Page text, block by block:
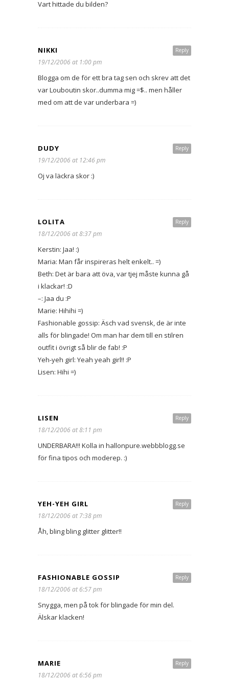
Vart hittade du bilden?
Reply
NIKKI
19/12/2006 at 1:00 pm
Blogga om de för ett bra tag sen och skrev att det
var Louboutin skor..dumma mig =$.. men håller
med om att de var underbara =)
Reply
DUDY
19/12/2006 at 12:46 pm
Oj va läckra skor :)
Reply
LOLITA
18/12/2006 at 8:37 pm
Kerstin: Jaa! :)
Maria: Man får inspireras helt enkelt.. =)
Beth: Det är bara att öva, var tjej måste kunna gå
i klackar! :D
–: Jaa du :P
Marie: Hihihi =)
Fashionable gossip: Äsch vad svensk, de är inte
alls för blingade! Om man har dem till en stilren
outfit i övrigt så blir de fab! :P
Yeh-yeh girl: Yeah yeah girl!! :P
Lisen: Hihi =)
Reply
LISEN
18/12/2006 at 8:11 pm
UNDERBARA!!! Kolla in hallonpure.webbblogg.se
för fina tipos och moderep. :)
Reply
YEH-YEH GIRL
18/12/2006 at 7:38 pm
Åh, bling bling glitter glitter!!
Reply
FASHIONABLE GOSSIP
18/12/2006 at 6:57 pm
Snygga, men på tok för blingade för min del.
Älskar klacken!
Reply
MARIE
18/12/2006 at 6:56 pm